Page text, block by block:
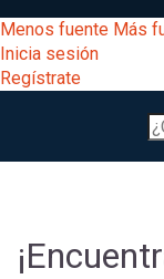
al
contenido
principal
Menú
Menos fuente Más
Inicia sesión
Regístrate
Buscar
Menú
Desarrollo
Expand
Expand